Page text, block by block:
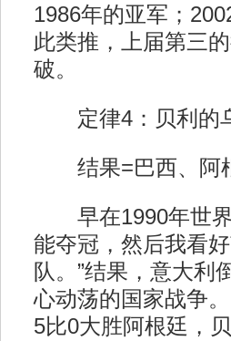
1986年的亚军；
此类推，上届第三
破。
定律4：贝利的
结果=巴西、阿
早在1990年世界
能夺冠，然后我看
队。”结果，意大利
心动荡的国家战争
5比0大胜阿根廷，